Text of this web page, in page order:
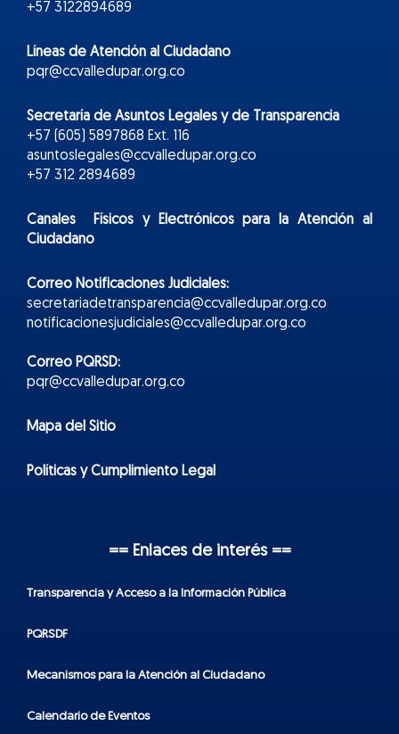
+57 3122894689
Líneas de Atención al Ciudadano
pqr@ccvalledupar.org.co
Secretaría de Asuntos Legales y de Transparencia
+57 (605) 5897868 Ext. 116
asuntoslegales@ccvalledupar.org.co
+57 312 2894689
Canales Físicos yElectrónicospara la Atención al
Ciudadano
Correo Notificaciones Judiciales:
secretariadetransparencia@ccvalledupar.org.co
notificacionesjudiciales@ccvalledupar.org.co
Correo PQRSD:
pqr@ccvalledupar.org.co
Mapa del Sitio
Políticas y Cumplimiento Legal
== Enlaces de interés ==
Transparencia y Acceso a la Información Pública
PQRSDF
Mecanismos para la Atención al Ciudadano
Calendario de Eventos